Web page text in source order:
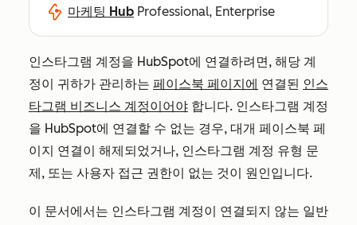
마케팅 Hub Professional, Enterprise
인스타그램 계정을 HubSpot에 연결하려면, 해당 계
정이 귀하가 관리하는 페이스북 페이지에 연결된 인스
타그램 비즈니스 계정이어야 합니다. 인스타그램 계정
을 HubSpot에 연결할 수 없는 경우, 대개 페이스북 페
이지 연결이 해제되었거나, 인스타그램 계정 유형 문
제, 또는 사용자 접근 권한이 없는 것이 원인입니다.
이 문서에서는 인스타그램 계정이 연결되지 않는 일반